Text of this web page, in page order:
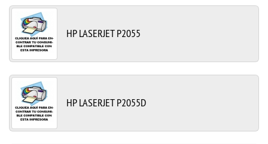
HP LASERJET P2055
HP LASERJET P2055D